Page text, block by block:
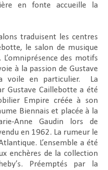
en fonte accueille la
traduisent les centres
le salon de musique
des motifs
à la passion de Gustave
voile en particulier. La
Gustave Caillebotte a été
Empire créée à son
Biennais et placée à la
Anne Gaudin lors de
en 1962. La rumeur le
L’ensemble a été
enchères de la collection
Préemptés par la